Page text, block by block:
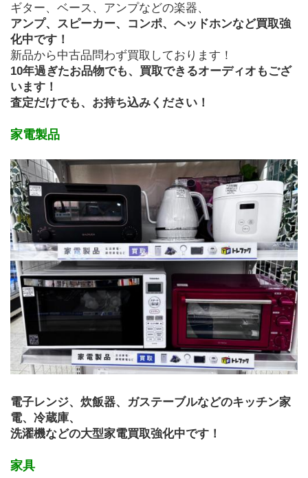
ギター、ベース、アンプなどの楽器、
アンプ、スピーカー、コンポ、ヘッドホンなど買取強
化中です！
新品から中古品問わず買取しております！
10年過ぎたお品物でも、買取できるオーディオもござ
います！
査定だけでも、お持ち込みください！
家電製品
電子レンジ、炊飯器、ガステーブルなどのキッチン家
電、冷蔵庫、
洗濯機などの大型家電買取強化中です！
家具